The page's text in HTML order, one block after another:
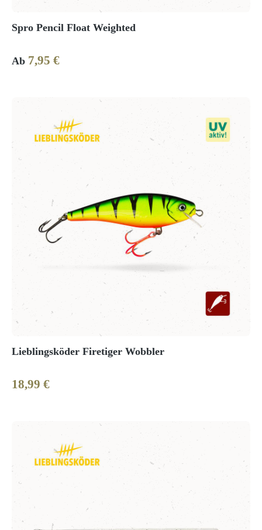
Spro Pencil Float Weighted
Regulärer Preis:
Ab 7,95 €
Lieblingsköder Firetiger Wobbler
Regulärer Preis:
18,99 €